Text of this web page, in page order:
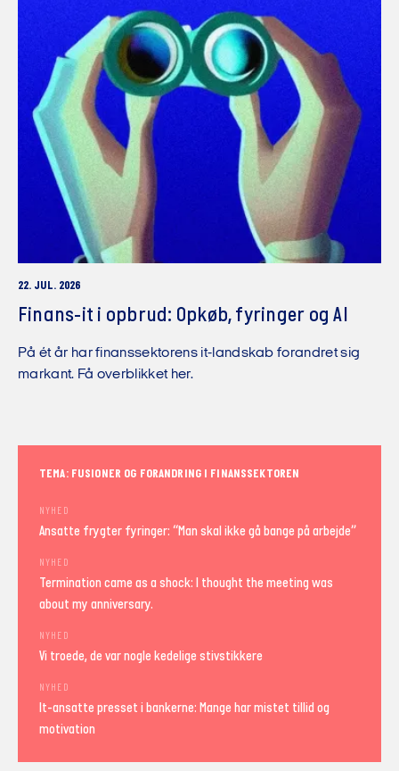
22. JUL. 2026
Finans-it i opbrud: Opkøb, fyringer og AI
På ét år har finanssektorens it-landskab forandret sig
markant. Få overblikket her.
TEMA: FUSIONER OG FORANDRING I FINANSSEKTOREN
NYHED
Ansatte frygter fyringer: “Man skal ikke gå bange på arbejde”
NYHED
Termination came as a shock: I thought the meeting was
about my anniversary.
NYHED
Vi troede, de var nogle kedelige stivstikkere
NYHED
It-ansatte presset i bankerne: Mange har mistet tillid og
motivation